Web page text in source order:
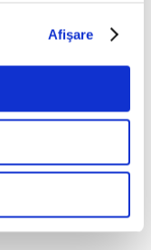
Afişare